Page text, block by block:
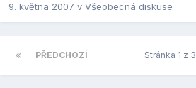
9. května 2007 v Všeobecná diskuse
PŘEDCHOZÍ Stránka 1 z 3